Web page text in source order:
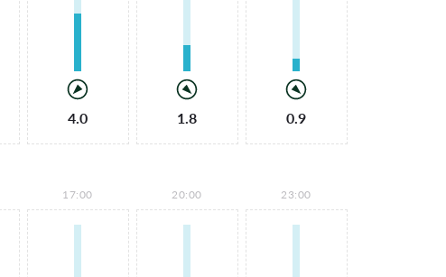
4.0 1.8 0.9
17:00 20:00 23:00